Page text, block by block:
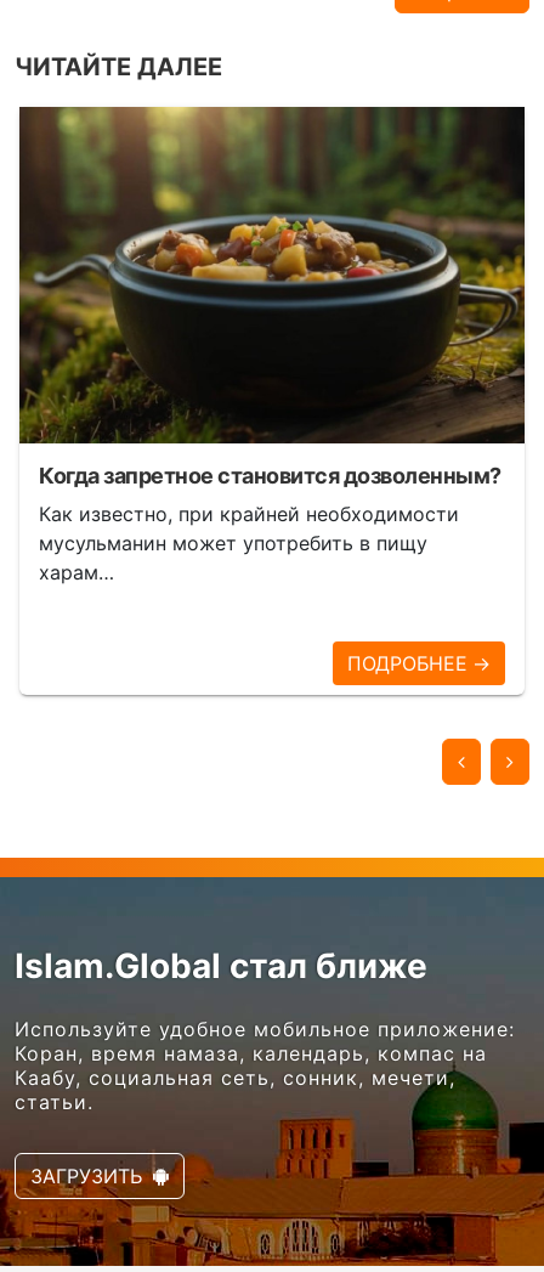
ЧИТАЙТЕ ДАЛЕЕ
Когда запретное становится дозволенным?
Как известно, при крайней необходимости
мусульманин может употребить в пищу
харам…
ПОДРОБНЕЕ →
Islam.Global стал ближе
Используйте удобное мобильное приложение:
Коран, время намаза, календарь, компас на
Каабу, социальная сеть, сонник, мечети,
статьи.
ЗАГРУЗИТЬ